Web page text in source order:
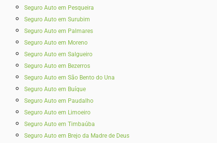
Seguro Auto em Pesqueira
Seguro Auto em Surubim
Seguro Auto em Palmares
Seguro Auto em Moreno
Seguro Auto em Salgueiro
Seguro Auto em Bezerros
Seguro Auto em São Bento do Una
Seguro Auto em Buíque
Seguro Auto em Paudalho
Seguro Auto em Limoeiro
Seguro Auto em Timbaúba
Seguro Auto em Brejo da Madre de Deus